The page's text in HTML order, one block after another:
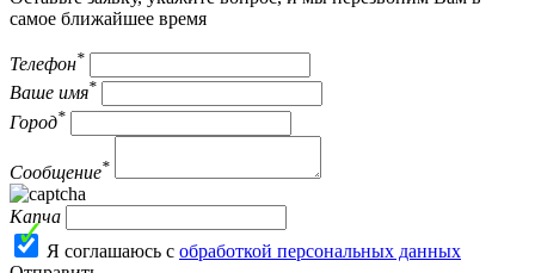
самое ближайшее время
Телефон*
Ваше имя*
Город*
Сообщение*
Капча
Я соглашаюсь с обработкой персональных данных